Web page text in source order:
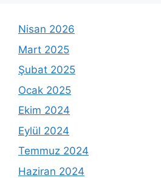
Nisan 2026
Mart 2025
Şubat 2025
Ocak 2025
Ekim 2024
Eylül 2024
Temmuz 2024
Haziran 2024